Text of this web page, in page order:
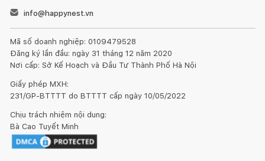
info@happynest.vn
Mã số doanh nghiệp: 0109479528
Đăng ký lần đầu: ngày 31 tháng 12 năm 2020
Nơi cấp: Sở Kế Hoạch và Đầu Tư Thành Phố Hà Nội
Giấy phép MXH:
231/GP-BTTTT do BTTTT cấp ngày 10/05/2022
Chịu trách nhiệm nội dung:
Bà Cao Tuyết Minh